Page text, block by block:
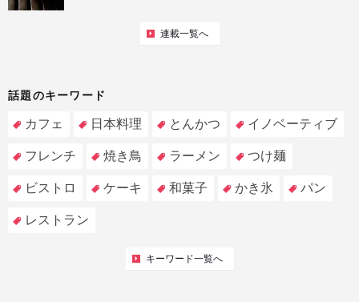
連載一覧へ
話題のキーワード
カフェ 日本料理 とんかつ イノベーティブ
フレンチ 焼き鳥 ラーメン つけ麺
ビストロ ケーキ 和菓子 かき氷 パン
レストラン
キーワード一覧へ